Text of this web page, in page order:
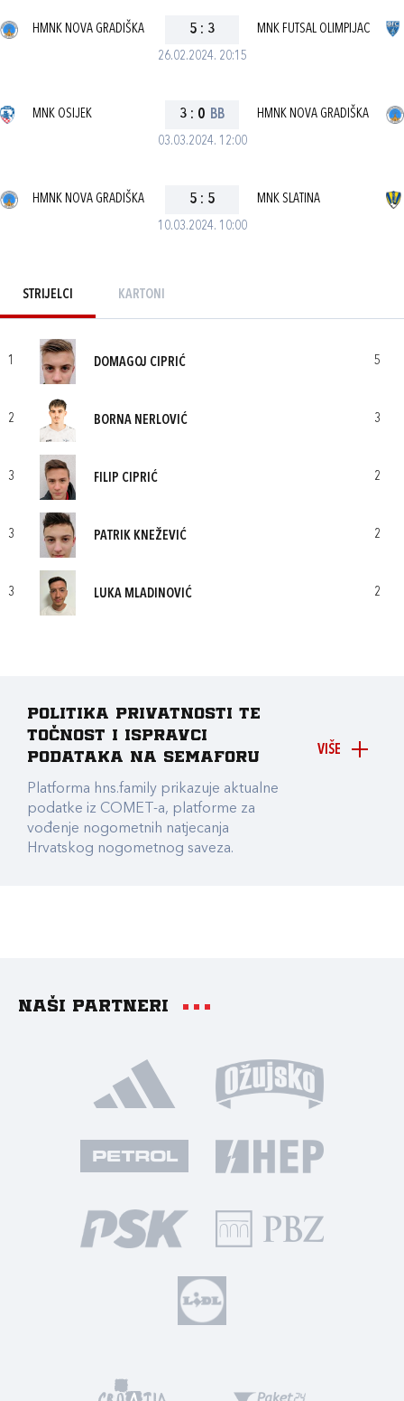
26.02.2024. 20:15
HMNK NOVA GRADIŠKA 5 : 3 MNK FUTSAL OLIMPIJAC
03.03.2024. 12:00
MNK OSIJEK 3 : 0 BB HMNK NOVA GRADIŠKA
10.03.2024. 10:00
HMNK NOVA GRADIŠKA 5 : 5 MNK SLATINA
STRIJELCI KARTONI
1 DOMAGOJ CIPRIĆ 5
2 BORNA NERLOVIĆ 3
3 FILIP CIPRIĆ 2
3 PATRIK KNEŽEVIĆ 2
3 LUKA MLADINOVIĆ 2
VIŠE
Politika privatnosti te
točnost i ispravci
podataka na Semaforu
Platforma hns.family prikazuje aktualne
podatke iz COMET-a, platforme za
vođenje nogometnih natjecanja
Hrvatskog nogometnog saveza.
Naši partneri